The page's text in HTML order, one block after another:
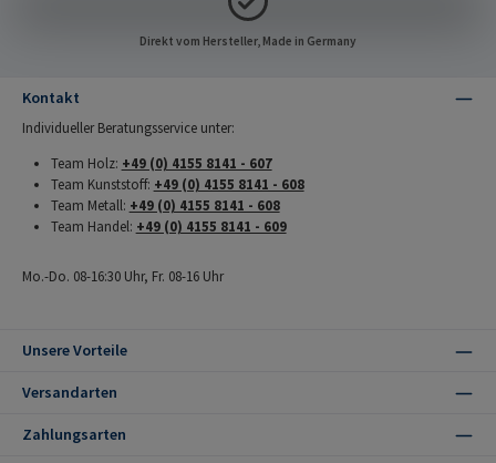
Direkt vom Hersteller, Made in Germany
Kontakt
Individueller Beratungsservice unter:
Team Holz: +49 (0) 4155 8141 - 607
Team Kunststoff: +49 (0) 4155 8141 - 608
Team Metall: +49 (0) 4155 8141 - 608
Team Handel: +49 (0) 4155 8141 - 609
Mo.-Do. 08-16:30 Uhr, Fr. 08-16 Uhr
Unsere Vorteile
Versandarten
Zahlungsarten